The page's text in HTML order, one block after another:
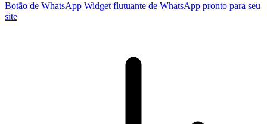
Botão de WhatsApp Widget flutuante de WhatsApp pronto para seu
site